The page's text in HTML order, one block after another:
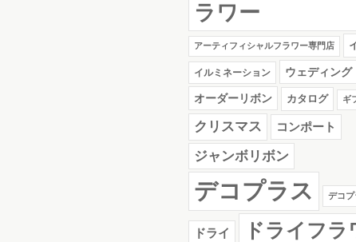
ラワー
アーティフィシャルフラワー専門店
イルミネーション ウェディング
オーダーリボン カタログ ギ
クリスマス コンポート
ジャンボリボン
デコプラス デコ
ドライ ドライフラ